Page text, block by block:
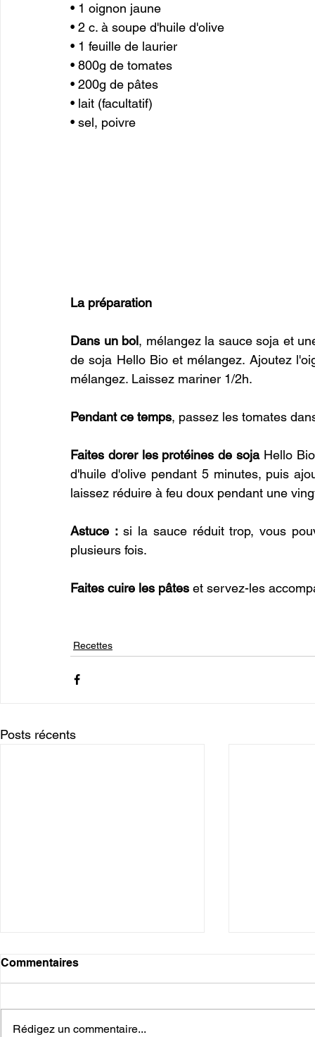
• 1 oignon jaune
• 2 c. à soupe d'huile d'olive
• 1 feuille de laurier
• 800g de tomates
• 200g de pâtes
• lait (facultatif)
• sel, poivre
La préparation
Dans un bol, mélangez la sauce soja et
de soja Hello Bio et mélangez. Ajoutez
mélangez. Laissez mariner 1/2h.
Pendant ce temps, passez les tomates
Faites dorer les protéines de soja Hello
d'huile d'olive pendant 5 minutes, puis
laissez réduire à feu doux pendant une
Astuce : si la sauce réduit trop, vous
plusieurs fois.
Faites cuire les pâtes et servez-les
Recettes
Posts récents
Commentaires
Rédigez un commentaire...